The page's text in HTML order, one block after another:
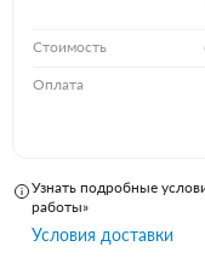
Стоимость
Оплата
Узнать подробные
работы»
Условия доставки